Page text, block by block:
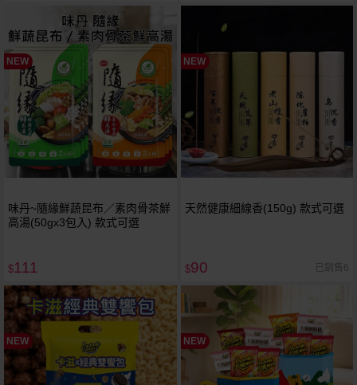
NEW
味丹~隨緣鮮蔬昆布／素肉骨茶鮮
高湯(50gx3包入) 款式可選
$111
NEW
天然健康細線香(150g) 款式可選
$90 已銷售6
NEW NEW